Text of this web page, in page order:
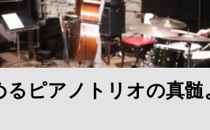
るピアノトリオの真髄